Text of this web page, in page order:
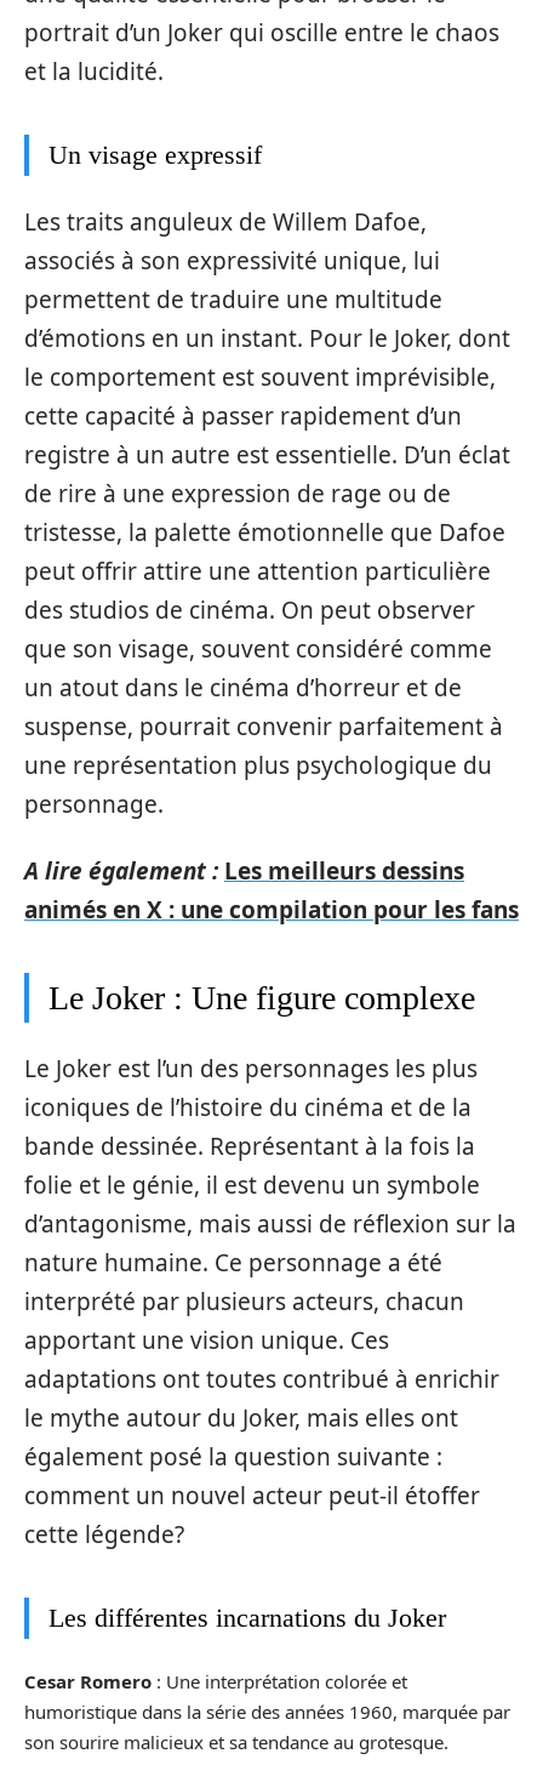
portrait d’un Joker qui oscille entre le chaos
et la lucidité.
Un visage expressif
Les traits anguleux de Willem Dafoe,
associés à son expressivité unique, lui
permettent de traduire une multitude
d’émotions en un instant. Pour le Joker, dont
le comportement est souvent imprévisible,
cette capacité à passer rapidement d’un
registre à un autre est essentielle. D’un éclat
de rire à une expression de rage ou de
tristesse, la palette émotionnelle que Dafoe
peut offrir attire une attention particulière
des studios de cinéma. On peut observer
que son visage, souvent considéré comme
un atout dans le cinéma d’horreur et de
suspense, pourrait convenir parfaitement à
une représentation plus psychologique du
personnage.
A lire également : Les meilleurs dessins
animés en X : une compilation pour les fans
Le Joker : Une figure complexe
Le Joker est l’un des personnages les plus
iconiques de l’histoire du cinéma et de la
bande dessinée. Représentant à la fois la
folie et le génie, il est devenu un symbole
d’antagonisme, mais aussi de réflexion sur la
nature humaine. Ce personnage a été
interprété par plusieurs acteurs, chacun
apportant une vision unique. Ces
adaptations ont toutes contribué à enrichir
le mythe autour du Joker, mais elles ont
également posé la question suivante :
comment un nouvel acteur peut-il étoffer
cette légende?
Les différentes incarnations du Joker
Cesar Romero : Une interprétation colorée et
humoristique dans la série des années 1960, marquée par
son sourire malicieux et sa tendance au grotesque.